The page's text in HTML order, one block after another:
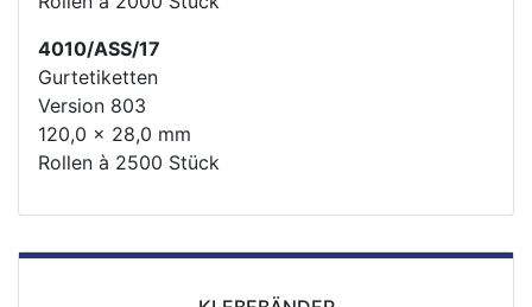
4010/ASS/17
Gurtetiketten
Version 803
120,0 x 28,0 mm
Rollen à 2500 Stück